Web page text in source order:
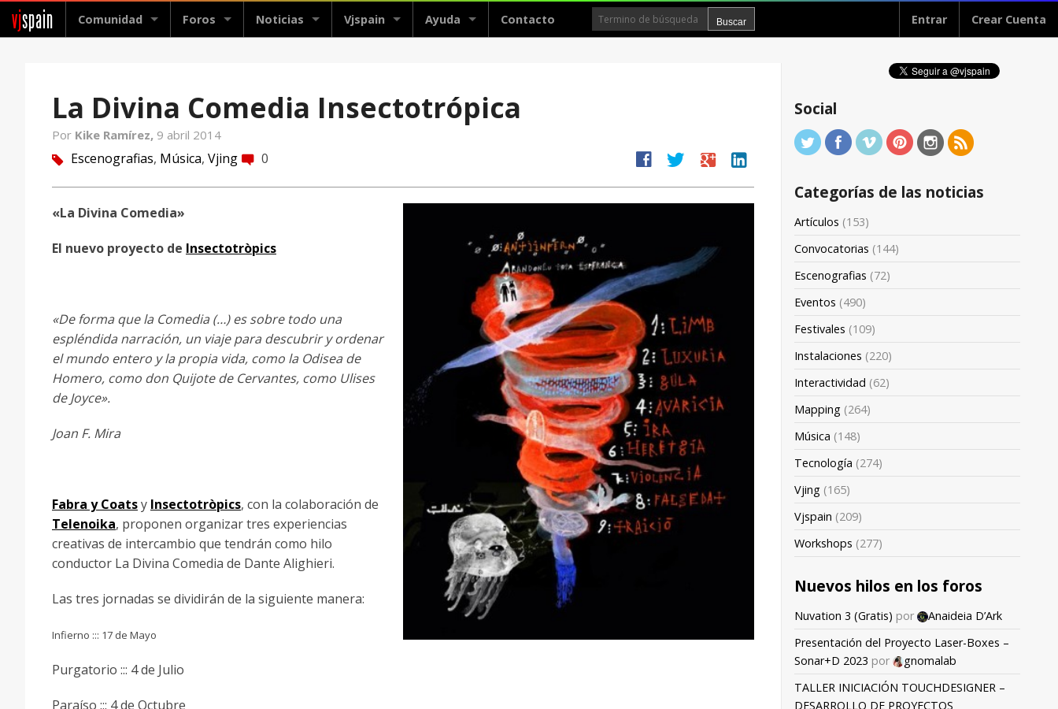
vjspain Comunidad Foros Noticias Vjspain Ayuda Contacto Entrar Crear Cuenta
La Divina Comedia Insectotrópica
Por Kike Ramírez, 9 abril 2014
tag Escenografias, Música, Vjing comment 0 facebook twitter google linkedin
«La Divina Comedia»
El nuevo proyecto de Insectotròpics
«De forma que la Comedia (…) es sobre todo una
espléndida narración, un viaje para descubrir y ordenar
el mundo entero y la propia vida, como la Odisea de
Homero, como don Quijote de Cervantes, como Ulises
de Joyce».
Joan F. Mira
Fabra y Coatsy Insectotròpics, con la colaboración de
Telenoika, proponen organizar tres experiencias
creativas de intercambio que tendrán como hilo
conductor La Divina Comedia de Dante Alighieri.
Las tres jornadas se dividirán de la siguiente manera:
Infierno ::: 17 de Mayo
Purgatorio ::: 4 de Julio
Paraíso ::: 4 de Octubre
Social
Categorías de las noticias
Artículos (153)
Convocatorias (144)
Escenografias (72)
Eventos (490)
Festivales (109)
Instalaciones (220)
Interactividad (62)
Mapping (264)
Música (148)
Tecnología (274)
Vjing (165)
Vjspain (209)
Workshops (277)
Nuevos hilos en los foros
Nuvation 3 (Gratis) por
Anaideia D’Ark
Presentación del Proyecto Laser-Boxes –
Sonar+D 2023 por
gnomalab
TALLER INICIACIÓN TOUCHDESIGNER –
DESARROLLO DE PROYECTOS